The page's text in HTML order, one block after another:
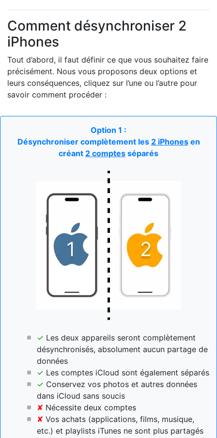
Comment désynchroniser 2
iPhones
Tout d’abord, il faut définir ce que vous souhaitez faire
précisément. Nous vous proposons deux options et
leurs conséquences, cliquez sur l’une ou l’autre pour
savoir comment procéder :
Option 1 :
Désynchroniser complètement les 2 iPhonesen
créant 2 comptes séparés
✓ Les deux appareils seront complètement
désynchronisés, absolument aucun partage de
données
✓ Les comptes iCloud sont également séparés
✓ Conservez vos photos et autres données
dans iCloud sans soucis
✘ Nécessite deux comptes
✘ Vos achats (applications, films, musique,
etc.) et playlists iTunes ne sont plus partagés